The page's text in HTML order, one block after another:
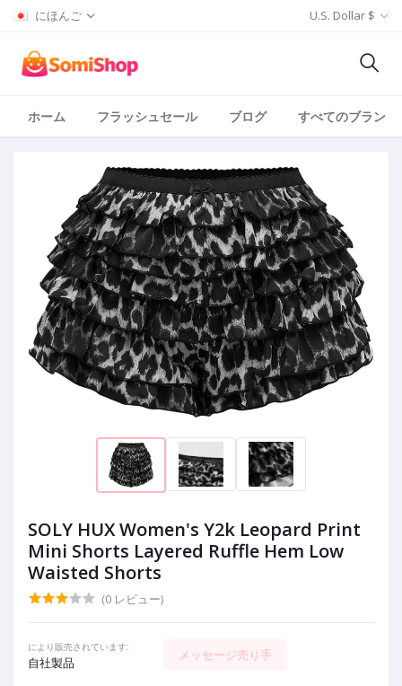
にほんご U.S. Dollar $
ホーム フラッシュセール ブログ すべてのブランド
SOLY HUX Women's Y2k Leopard Print
Mini Shorts Layered Ruffle Hem Low
Waisted Shorts
(0 レビュー)
により販売されています:
自社製品
メッセージ売り手